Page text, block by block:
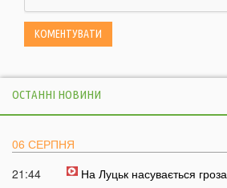
ОСТАННІ НОВИНИ
06 СЕРПНЯ
21:44
На Луцьк насувається гроза